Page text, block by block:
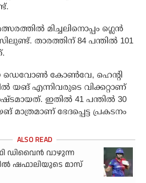
മിച്ചലിനൊപ്പം ഗ്ലെന്‍
താരത്തിന് 84 പന്തില്‍ 101
ഡെവോണ്‍ കോണ്‍വേ, ഹെന്റി
യങ് എന്നിവരുടെ വിക്കറ്റാണ്
ഇതില്‍ 41 പന്തില്‍ 30
ഭേദപ്പെട്ട പ്രകടനം
ഡിവൈന്‍ വാഴുന്ന
ഷഫാലിയുടെ മാസ്